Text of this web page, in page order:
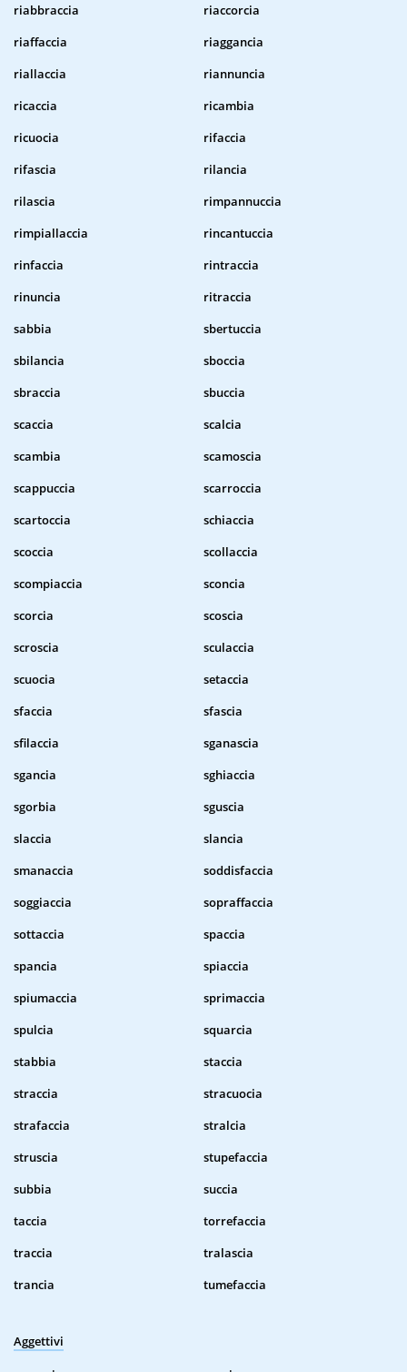
riabbraccia
riaccorcia
riaffaccia
riaggancia
riallaccia
riannuncia
ricaccia
ricambia
ricuocia
rifaccia
rifascia
rilancia
rilascia
rimpannuccia
rimpiallaccia
rincantuccia
rinfaccia
rintraccia
rinuncia
ritraccia
sabbia
sbertuccia
sbilancia
sboccia
sbraccia
sbuccia
scaccia
scalcia
scambia
scamoscia
scappuccia
scarroccia
scartoccia
schiaccia
scoccia
scollaccia
scompiaccia
sconcia
scorcia
scoscia
scroscia
sculaccia
scuocia
setaccia
sfaccia
sfascia
sfilaccia
sganascia
sgancia
sghiaccia
sgorbia
sguscia
slaccia
slancia
smanaccia
soddisfaccia
soggiaccia
sopraffaccia
sottaccia
spaccia
spancia
spiaccia
spiumaccia
sprimaccia
spulcia
squarcia
stabbia
staccia
straccia
stracuocia
strafaccia
stralcia
struscia
stupefaccia
subbia
succia
taccia
torrefaccia
traccia
tralascia
trancia
tumefaccia
Aggettivi